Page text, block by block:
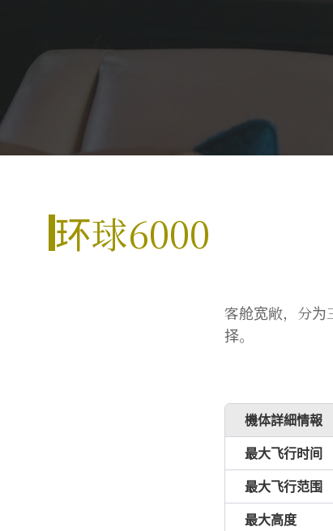
环球6000
客舱宽敞，分为
择。
機体詳細情報
最大飞行时间
最大飞行范围
最大高度